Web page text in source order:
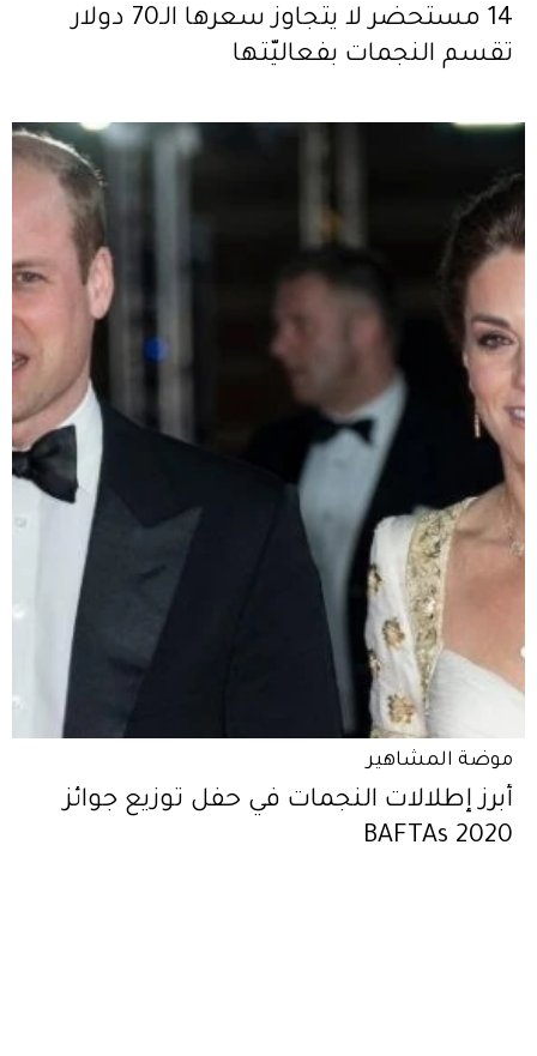
14 مستحضر لا يتجاوز سعرها الـ70 دولار
تقسم النجمات بفعاليّتها
موضة المشاهير
أبرز إطلالات النجمات في حفل توزيع جوائز
BAFTAs 2020